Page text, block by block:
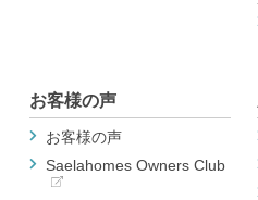
お客様の声
お客様の声
Saelahomes Owners Club